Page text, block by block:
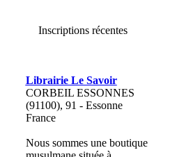
Inscriptions récentes
Librairie Le Savoir
CORBEIL ESSONNES
(91100), 91 - Essonne
France
Nous sommes une boutique